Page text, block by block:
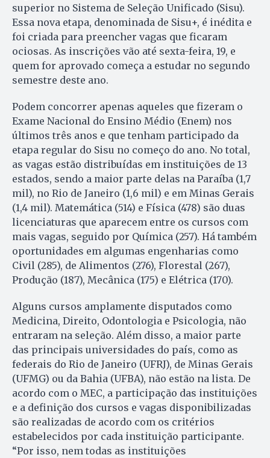
superior no Sistema de Seleção Unificado (Sisu).
Essa nova etapa, denominada de Sisu+, é inédita e
foi criada para preencher vagas que ficaram
ociosas. As inscrições vão até sexta-feira, 19, e
quem for aprovado começa a estudar no segundo
semestre deste ano.
Podem concorrer apenas aqueles que fizeram o
Exame Nacional do Ensino Médio (Enem) nos
últimos três anos e que tenham participado da
etapa regular do Sisu no começo do ano. No total,
as vagas estão distribuídas em instituições de 13
estados, sendo a maior parte delas na Paraíba (1,7
mil), no Rio de Janeiro (1,6 mil) e em Minas Gerais
(1,4 mil). Matemática (514) e Física (478) são duas
licenciaturas que aparecem entre os cursos com
mais vagas, seguido por Química (257). Há também
oportunidades em algumas engenharias como
Civil (285), de Alimentos (276), Florestal (267),
Produção (187), Mecânica (175) e Elétrica (170).
Alguns cursos amplamente disputados como
Medicina, Direito, Odontologia e Psicologia, não
entraram na seleção. Além disso, a maior parte
das principais universidades do país, como as
federais do Rio de Janeiro (UFRJ), de Minas Gerais
(UFMG) ou da Bahia (UFBA), não estão na lista. De
acordo com o MEC, a participação das instituições
e a definição dos cursos e vagas disponibilizadas
são realizadas de acordo com os critérios
estabelecidos por cada instituição participante.
“Por isso, nem todas as instituições